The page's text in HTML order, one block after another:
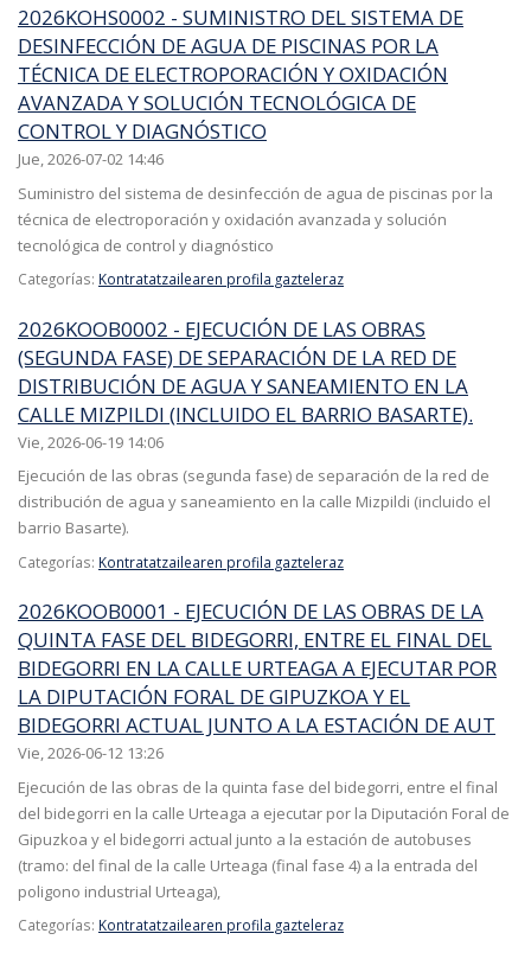
2026KOHS0002 - SUMINISTRO DEL SISTEMA DE
DESINFECCIÓN DE AGUA DE PISCINAS POR LA
TÉCNICA DE ELECTROPORACIÓN Y OXIDACIÓN
AVANZADA Y SOLUCIÓN TECNOLÓGICA DE
CONTROL Y DIAGNÓSTICO
Jue, 2026-07-02 14:46
Suministro del sistema de desinfección de agua de piscinas por la
técnica de electroporación y oxidación avanzada y solución
tecnológica de control y diagnóstico
Categorías: Kontratatzailearen profila gazteleraz
2026KOOB0002 - EJECUCIÓN DE LAS OBRAS
(SEGUNDA FASE) DE SEPARACIÓN DE LA RED DE
DISTRIBUCIÓN DE AGUA Y SANEAMIENTO EN LA
CALLE MIZPILDI (INCLUIDO EL BARRIO BASARTE).
Vie, 2026-06-19 14:06
Ejecución de las obras (segunda fase) de separación de la red de
distribución de agua y saneamiento en la calle Mizpildi (incluido el
barrio Basarte).
Categorías: Kontratatzailearen profila gazteleraz
2026KOOB0001 - EJECUCIÓN DE LAS OBRAS DE LA
QUINTA FASE DEL BIDEGORRI, ENTRE EL FINAL DEL
BIDEGORRI EN LA CALLE URTEAGA A EJECUTAR POR
LA DIPUTACIÓN FORAL DE GIPUZKOA Y EL
BIDEGORRI ACTUAL JUNTO A LA ESTACIÓN DE AUT
Vie, 2026-06-12 13:26
Ejecución de las obras de la quinta fase del bidegorri, entre el final
del bidegorri en la calle Urteaga a ejecutar por la Diputación Foral de
Gipuzkoa y el bidegorri actual junto a la estación de autobuses
(tramo: del final de la calle Urteaga (final fase 4) a la entrada del
poligono industrial Urteaga),
Categorías: Kontratatzailearen profila gazteleraz